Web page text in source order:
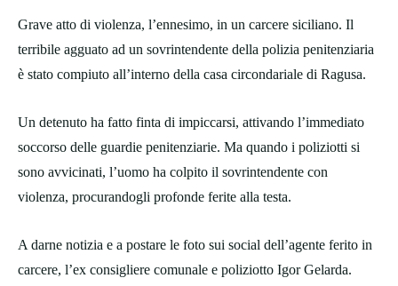
Grave atto di violenza, l’ennesimo, in un carcere siciliano. Il
terribile agguato ad un sovrintendente della polizia penitenziaria
è stato compiuto all’interno della casa circondariale di Ragusa.
Un detenuto ha fatto finta di impiccarsi, attivando l’immediato
soccorso delle guardie penitenziarie. Ma quando i poliziotti si
sono avvicinati, l’uomo ha colpito il sovrintendente con
violenza, procurandogli profonde ferite alla testa.
A darne notizia e a postare le foto sui social dell’agente ferito in
carcere, l’ex consigliere comunale e poliziotto Igor Gelarda.